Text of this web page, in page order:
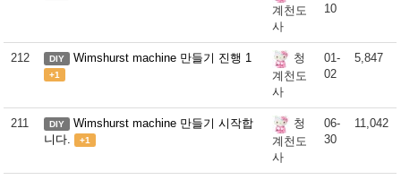
계천도
사
10
212 DIY Wimshurst machine 만들기 진행 1
+1
청
계천도
사
01-
02
5,847
211 DIY
Wimshurst machine 만들기 시작합
니다.
+1
청
계천도
사
06-
30
11,042